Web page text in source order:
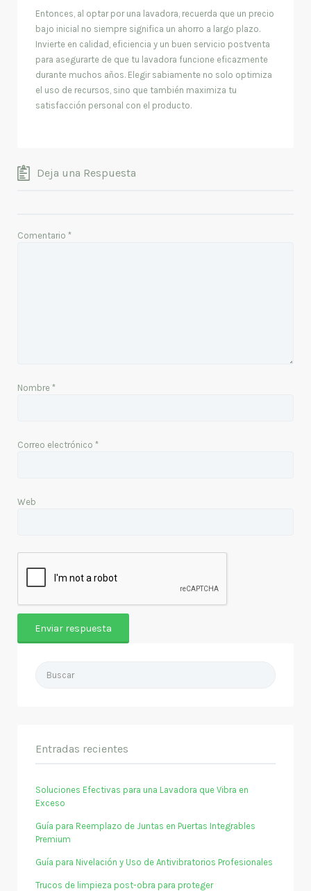
Entonces, al optar por una lavadora, recuerda que un precio
bajo inicial no siempre significa un ahorro a largo plazo.
Invierte en calidad, eficiencia y un buen servicio postventa
para asegurarte de que tu lavadora funcione eficazmente
durante muchos años. Elegir sabiamente no solo optimiza
el uso de recursos, sino que también maximiza tu
satisfacción personal con el producto.
Deja una Respuesta
Comentario *
Nombre *
Correo electrónico *
Web
Entradas recientes
Soluciones Efectivas para una Lavadora que Vibra en
Exceso
Guía para Reemplazo de Juntas en Puertas Integrables
Premium
Guía para Nivelación y Uso de Antivibratorios Profesionales
Trucos de limpieza post-obra para proteger